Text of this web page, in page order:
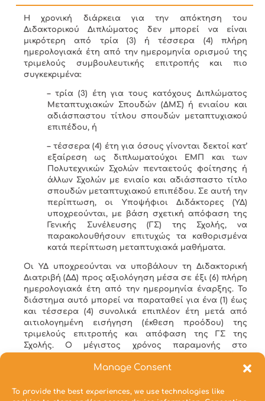
Manage Consent
To provide the best experiences, we use technologies like
Η χρονική διάρκεια για την απόκτηση του
Διδακτορικού Διπλώματος δεν μπορεί να είναι
μικρότερη από τρία (3) ή τέσσερα (4) πλήρη
ημερολογιακά έτη από την ημερομηνία ορισμού της
τριμελούς συμβουλευτικής επιτροπής και πιο
συγκεκριμένα:
– τρία (3) έτη για τους κατόχους Διπλώματος
Μεταπτυχιακών Σπουδών (ΔΜΣ) ή ενιαίου και
αδιάσπαστου τίτλου σπουδών μεταπτυχιακού
επιπέδου, ή
– τέσσερα (4) έτη για όσους γίνονται δεκτοί κατ’
εξαίρεση ως διπλωματούχοι ΕΜΠ και των
Πολυτεχνικών Σχολών πενταετούς φοίτησης ή
άλλων Σχολών με ενιαίο και αδιάσπαστο τίτλο
σπουδών μεταπτυχιακού επιπέδου. Σε αυτή την
περίπτωση, οι Υποψήφιοι Διδάκτορες (ΥΔ)
υποχρεούνται, με βάση σχετική απόφαση της
Γενικής Συνέλευσης (ΓΣ) της Σχολής, να
παρακολουθήσουν επιτυχώς τα καθορισμένα
κατά περίπτωση μεταπτυχιακά μαθήματα.
Οι ΥΔ υποχρεούνται να υποβάλουν τη Διδακτορική
Διατριβή (ΔΔ) προς αξιολόγηση μέσα σε έξι (6) πλήρη
ημερολογιακά έτη από την ημερομηνία έναρξης. Το
διάστημα αυτό μπορεί να παραταθεί για ένα (1) έως
και τέσσερα (4) συνολικά επιπλέον έτη μετά από
αιτιολογημένη εισήγηση (έκθεση προόδου) της
τριμελούς επιτροπής και απόφαση της ΓΣ της
Σχολής. Ο μέγιστος χρόνος παραμονής στο
συνεπώς τα δέκα (10) έτη.
Οι ΥΔ που δεν έχουν ολοκληρώσει τη ΔΔ τους εντός
δέκα (10) ετών από την έναρξή της, καλούνται στην